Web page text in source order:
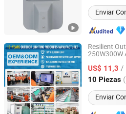
Enviar
Resilient
250W300W
Street L Nn
US$ 11,3 /
10 Piezas
Enviar
Zhongshan Keweida Lighting
Guangdong, China